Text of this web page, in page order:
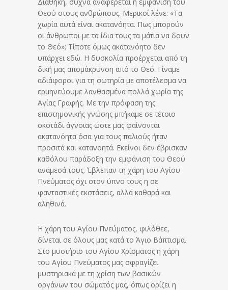
Θεού στους ανθρώπους. Μερικοί λένε: «Τα
χωρία αυτά είναι ακατανόητα. Πως μπορούν
οι άνθρωποι με τα ίδια τους τα μάτια να δουν
το Θεό»; Τίποτε όμως ακατανόητο δεν
υπάρχει εδώ. Η δυσκολία προέρχεται από τη
δική μας απομάκρυνση από το Θεό. Γίναμε
αδιάφοροι για τη σωτηρία με αποτέλεσμα να
ερμηνεύουμε λανθασμένα πολλά χωρία της
Αγίας Γραφής. Με την πρόφαση της
επιστημονικής γνώσης μπήκαμε σε τέτοιο
σκοτάδι άγνοιας ώστε μας φαίνονται
ακατανόητα όσα για τους παλιούς ήταν
προσιτά και κατανοητά. Εκείνοι δεν έβρισκαν
καθόλου παράδοξη την εμφάνιση του Θεού
ανάμεσά τους. Έβλεπαν τη χάρη του Αγίου
Πνεύματος όχι στον ύπνο τους η σε
φανταστικές εκστάσεις, αλλά καθαρά και
αληθινά.
Η χάρη του Αγίου Πνεύματος, φιλόθεε,
δίνεται σε όλους μας κατά το Άγιο Βάπτισμα.
Στο μυστήριο του Αγίου Χρίσματος η χάρη
του Αγίου Πνεύματος μας σφραγίζει
μυστηριακά με τη χρίση των βασικών
οργάνων του σώματός μας, όπως ορίζει η